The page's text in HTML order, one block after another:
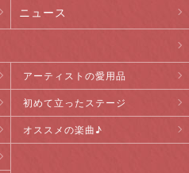
ニュース
アーティストの愛用品
初めて立ったステージ
オススメの楽曲♪